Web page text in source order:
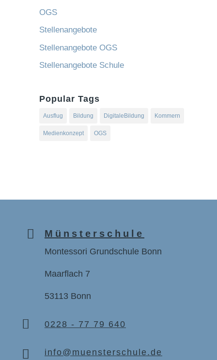
OGS
Stellenangebote
Stellenangebote OGS
Stellenangebote Schule
Popular Tags
Ausflug Bildung DigitaleBildung Kommern
Medienkonzept OGS
 Münsterschule
Montessori Grundschule Bonn
Maarflach 7
53113 Bonn
 0228 - 77 79 640
 info@muensterschule.de